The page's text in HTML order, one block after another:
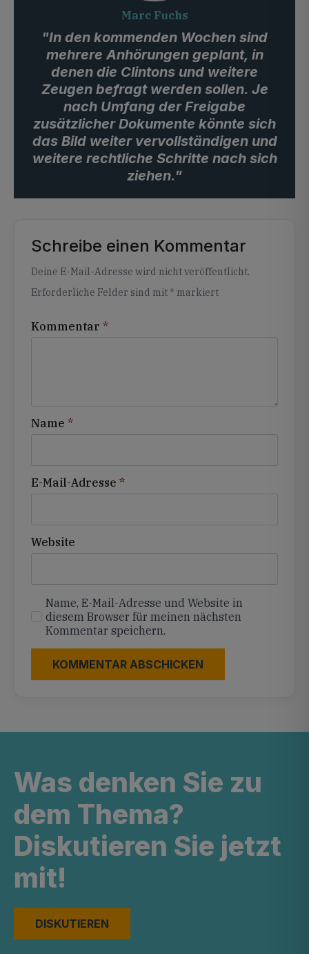
Marc Fuchs
"In den kommenden Wochen sind
mehrere Anhörungen geplant, in
denen die Clintons und weitere
Zeugen befragt werden sollen. Je
nach Umfang der Freigabe
zusätzlicher Dokumente könnte sich
das Bild weiter vervollständigen und
weitere rechtliche Schritte nach sich
ziehen."
Schreibe einen Kommentar
Deine E-Mail-Adresse wird nicht veröffentlicht.
Erforderliche Felder sind mit * markiert
Kommentar *
Name *
E-Mail-Adresse *
Website
Name, E-Mail-Adresse und Website in
diesem Browser für meinen nächsten
Kommentar speichern.
Alternative:
Was denken Sie zu
dem Thema?
Diskutieren Sie jetzt
mit!
DISKUTIEREN